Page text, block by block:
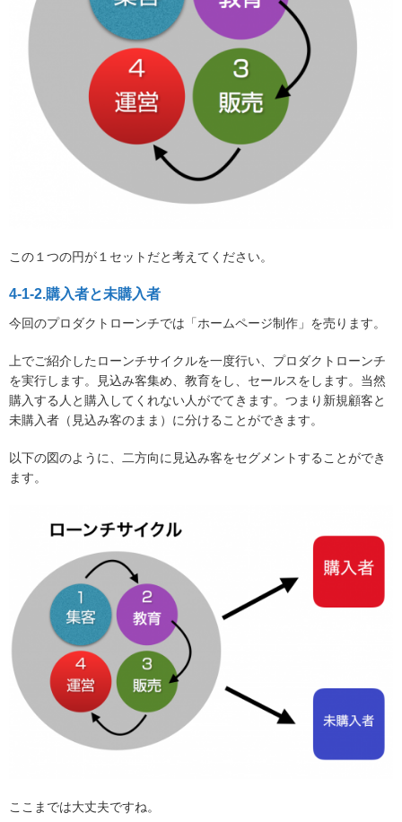
この１つの円が１セットだと考えてください。
4-1-2.購入者と未購入者
今回のプロダクトローンチでは「ホームページ制作」を売ります。
上でご紹介したローンチサイクルを一度行い、プロダクトローンチ
を実行します。見込み客集め、教育をし、セールスをします。当然
購入する人と購入してくれない人がでてきます。つまり新規顧客と
未購入者（見込み客のまま）に分けることができます。
以下の図のように、二方向に見込み客をセグメントすることができ
ます。
ここまでは大丈夫ですね。